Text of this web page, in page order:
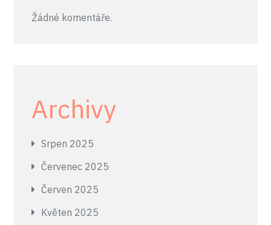
Žádné komentáře.
Archivy
Srpen 2025
Červenec 2025
Červen 2025
Květen 2025